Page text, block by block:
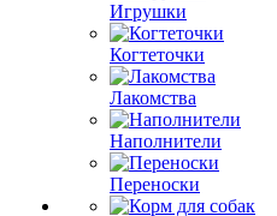
Игрушки
Когтеточки
Лакомства
Наполнители
Переноски